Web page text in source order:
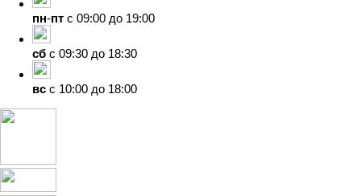
пн-пт с 09:00 до 19:00
сб с 09:30 до 18:30
вс с 10:00 до 18:00